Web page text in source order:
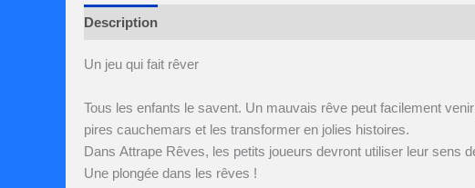
Description
Un jeu qui fait rêver
Tous les enfants le savent. Un mauvais rêve peut facilement
pires cauchemars et les transformer en jolies histoires.
Dans Attrape Rêves, les petits joueurs devront utiliser leur sens
Une plongée dans les rêves !